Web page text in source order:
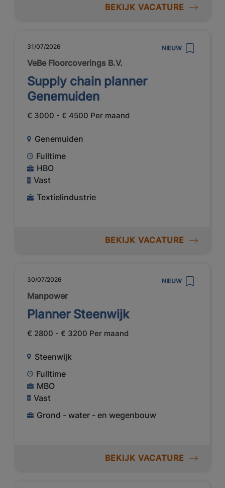
BEKIJK VACATURE
31/07/2026 NIEUW
VeBe Floorcoverings B.V.
Supply chain planner
Genemuiden
€ 3000 - € 4500 Per maand
Genemuiden
Fulltime
HBO
Vast
Textielindustrie
BEKIJK VACATURE
30/07/2026 NIEUW
Manpower
Planner Steenwijk
€ 2800 - € 3200 Per maand
Steenwijk
Fulltime
MBO
Vast
Grond - water - en wegenbouw
BEKIJK VACATURE